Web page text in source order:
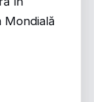
Mondială